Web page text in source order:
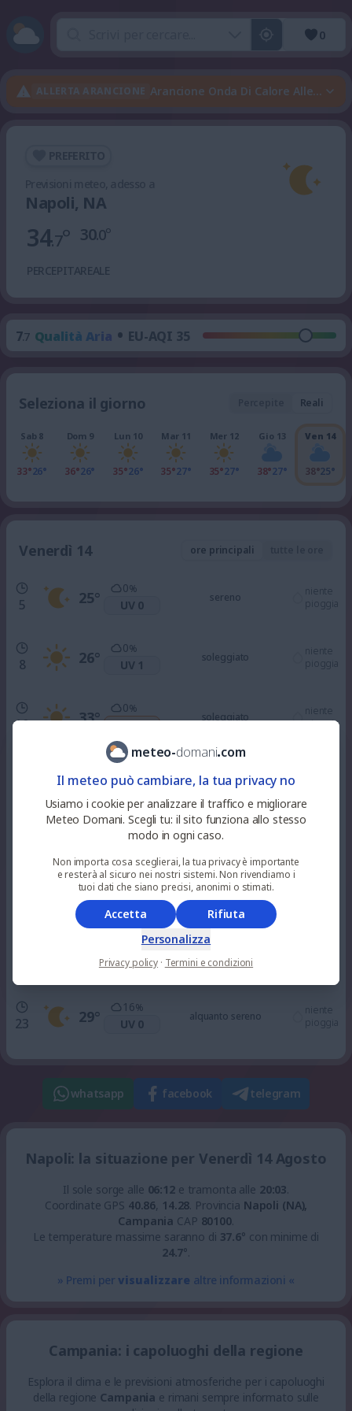
0
ALLERTA ARANCIONE Arancione Onda Di Calore Allerta ·
Napoli, NA
34.7°
PERCEPITA
30.0°
REALE
7.7 Qualità Aria • EU-AQI 35
Seleziona il giorno Reali
Sab 8
33°26°
Dom 9
36°26°
Lun 10
35°26°
Mar 11
35°27°
Mer 12
35°27°
Gio 13
38°27°
Ven 14
38°25°
Venerdì 14 ore principali
5 25°
0%
UV 0
sereno
niente
pioggia
8 26°
0%
UV 1
soleggiato
niente
pioggia
10 33°
0%
UV 4
soleggiato
niente
pioggia
37° UV 7
soleggiato
33%
UV 7
nuvoloso
35°
100%
UV 3
° %
UV 0
alquanto sereno
23 29°
16%
UV 0
alquanto sereno
niente
pioggia
whatsapp facebook telegram
Napoli: la situazione per Venerdì 14 Agosto
Il sole sorge alle 06:12e tramonta alle 20:03.
Coordinate GPS 40.86, 14.28. Provincia Napoli (NA),
Campania CAP 80100.
Le temperature massime saranno di 37.6° con minime di
24.7°.
» Premi pervisualizzare altre informazioni «
Campania: i capoluoghi della regione
Esplora il clima e le previsioni atmosferiche per i capoluoghi
della regione Campania e rimani sempre informato sulle
meteo-domani.com
Il meteo può cambiare, la tua privacy no
Usiamo i cookie per analizzare il traffico e migliorare
Meteo Domani. Scegli tu: il sito funziona allo stesso
modo in ogni caso.
Non importa cosa sceglierai, la tua privacy è importante
e resterà al sicuro nei nostri sistemi. Non rivendiamo i
tuoi dati che siano precisi, anonimi o stimati.
Accetta
Rifiuta
Personalizza
Privacy policy · Termini e condizioni